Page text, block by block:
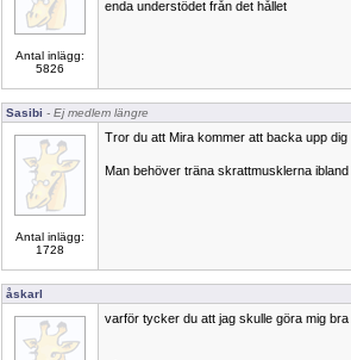
Antal inlägg:
5826
enda understödet från det hållet
Sasibi - Ej medlem längre
Antal inlägg:
1728
Tror du att Mira kommer att backa upp dig
Man behöver träna skrattmusklerna ibland
åskarl
varför tycker du att jag skulle göra mig